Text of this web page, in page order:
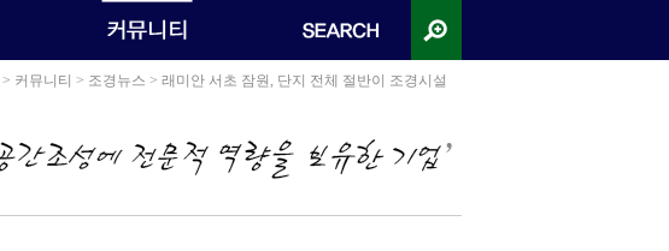
> 커뮤니티 > 조경뉴스 > 래미안 서초 잠원, 단지 전체 절반이 조경시설